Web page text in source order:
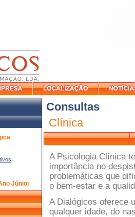
Júnior
Consultas
Clínica
A Psicologia Clínica
importância no
problemáticas que
o bem-estar e a
A Dialógicos oferece
qualquer idade, do